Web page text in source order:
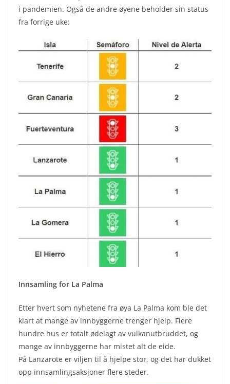
i pandemien. Også de andre øyene beholder sin status
fra forrige uke:
Innsamling for La Palma
Etter hvert som nyhetene fra øya La Palma kom ble det
klart at mange av innbyggerne trenger hjelp. Flere
hundre hus er totalt ødelagt av vulkanutbruddet, og
mange av innbyggerne har mistet alt de eide.
På Lanzarote er viljen til å hjelpe stor, og det har dukket
opp innsamlingsaksjoner flere steder.